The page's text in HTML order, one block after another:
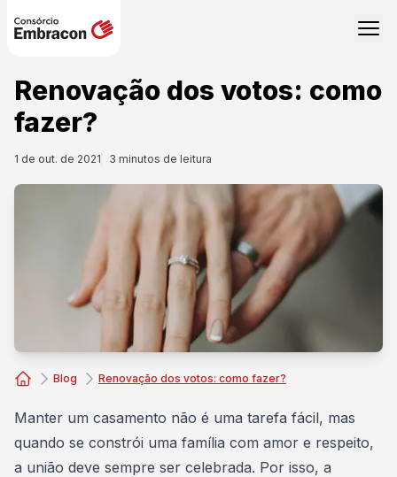
Renovação dos votos: como
fazer?
1 de out. de 2021 3 minutos de leitura
Blog Renovação dos votos: como fazer?
Manter um casamento não é uma tarefa fácil, mas
quando se constrói uma família com amor e respeito,
a união deve sempre ser celebrada. Por isso, a